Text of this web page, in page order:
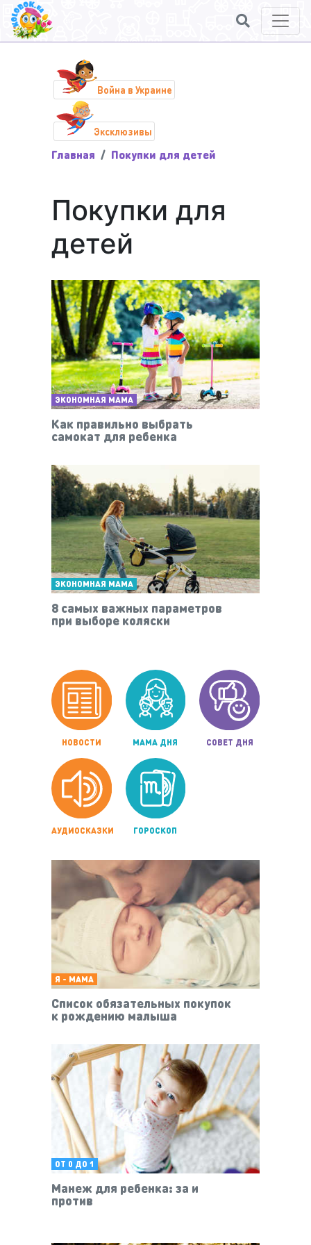
Война в Украине
Эксклюзивы
Главная Покупки для детей
Покупки для
детей
ЭКОНОМНАЯ МАМА
Как правильно выбрать
самокат для ребенка
ЭКОНОМНАЯ МАМА
8 самых важных параметров
при выборе коляски
НОВОСТИ МАМА ДНЯ СОВЕТ ДНЯ
АУДИОСКАЗКИ ГОРОСКОП
Я - МАМА
Список обязательных покупок
к рождению малыша
ОТ 0 ДО 1
Манеж для ребенка: за и
против